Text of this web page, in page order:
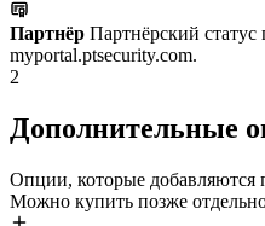
Партнёр Партнёрский статус
myportal.ptsecurity.com.
2
Дополнительные
Опции, которые добавляются
Можно купить позже